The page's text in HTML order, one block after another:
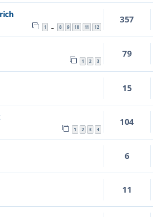
1 … 8 9 10 11 12
357
1 2 3
79
15
1 2 3 4
104
6
11